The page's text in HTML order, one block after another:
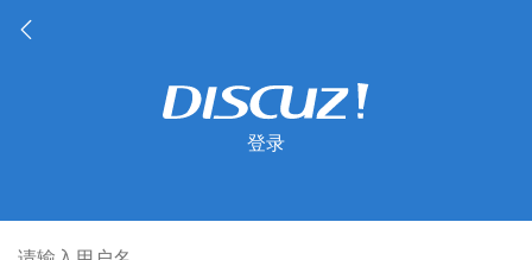
登录